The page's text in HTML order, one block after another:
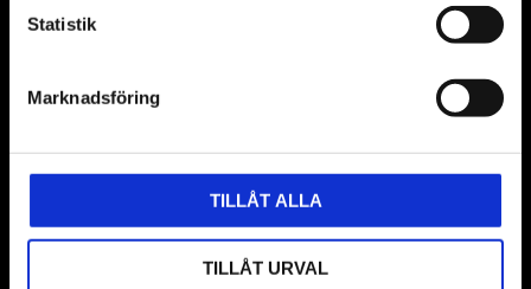
Statistik
Marknadsföring
TILLÅT ALLA
TILLÅT URVAL
Torparens Verkstad AB
Org.nummer: 556403-6480